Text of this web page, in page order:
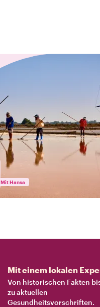
Mit Hansa
Mit einem lokalen
Von historischen Fakten
zu aktuellen
Gesundheitsvorschriften.